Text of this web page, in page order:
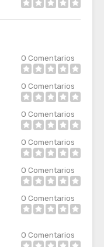
0 Comentarios
0 Comentarios
0 Comentarios
0 Comentarios
0 Comentarios
0 Comentarios
0 Comentarios